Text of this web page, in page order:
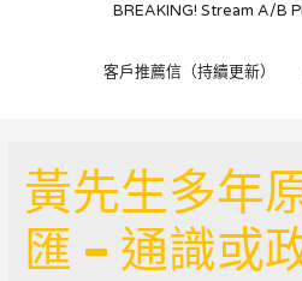
BREAKING! Stream A/B
客戶推薦信（持續更新）
黃先生多年
匯 – 通識或